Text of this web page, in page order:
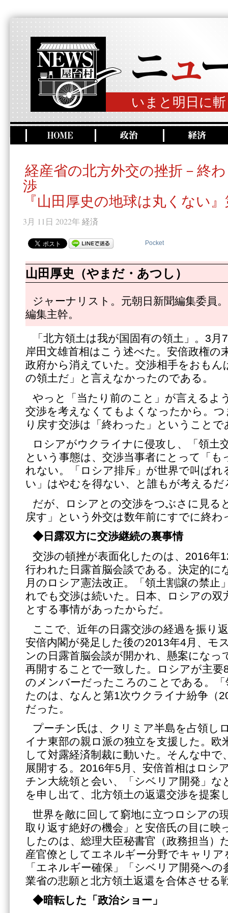
いまと明日に
経産省の北方外交の挫折－終
渉
『山田厚史の地球は丸くない
3月 11日 2022年 経済
Pocket
山田厚史（やまだ・あつし）
ジャーナリスト。元朝日新聞編集委員
編集主幹。
「北方領土は我が国固有の領土」。3
岸田文雄首相はこう述べた。安倍政権の
政府から消えていた。交渉相手をおもん
の領土だ」と言えなかったのである。
やっと「当たり前のこと」が言えるよ
交渉を考えなくてもよくなったから。
り戻す交渉は「終わった」ということで
ロシアがウクライナに侵攻し、「領土
という事態は、交渉当事者にとって「
れない。「ロシア排斥」が世界で叫ばれ
い」はやむを得ない、と誰もが考えるだ
だが、ロシアとの交渉をつぶさに見る
戻す」という外交は数年前にすでに終わ
◆日露双方に交渉継続の裏事情
交渉の頓挫が表面化したのは、2016年
行われた日露首脳会談である。決定的に
月のロシア憲法改正。「領土割譲の禁止
れでも交渉は続いた。日本、ロシアの双
とする事情があったからだ。
ここで、近年の日露交渉の経過を振り
安倍内閣が発足した後の2013年4月、モ
ンの日露首脳会談が開かれ、懸案になっ
再開することで一致した。ロシアが主要
のメンバーだったころのことである。
たのは、なんと第1次ウクライナ紛争（
だった。
プーチン氏は、クリミア半島を占領し
イナ東部の親ロ派の独立を支援した。欧
して対露経済制裁に動いた。そんな中で
展開する。2016年5月、安倍首相はロシ
チン大統領と会い、「シベリア開発」な
を申し出て、北方領土の返還交渉を提案
世界を敵に回して窮地に立つロシアの
取り返す絶好の機会」と安倍氏の目に映
したのは、総理大臣秘書官（政務担当）
産官僚としてエネルギー分野でキャリア
「エネルギー確保」「シベリア開発へ
業省の悲願と北方領土返還を合体させる
◆暗転した「政治ショー」